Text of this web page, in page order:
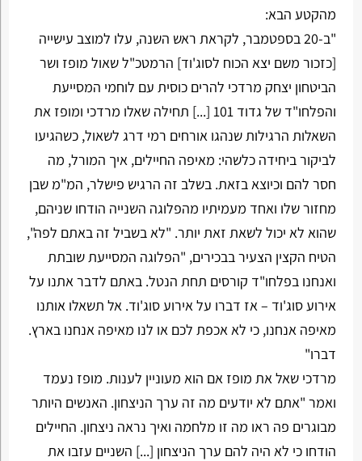
מהקטע הבא:
"ב-20 בספטמבר, לקראת ראש השנה, עלו למוצב עישייה
[כזכור משם יצא הכוח לסוג'וד] הרמטכ"ל שאול מופז ושר
הביטחון יצחק מרדכי להרים כוסית עם לוחמי המסייעת
והפלחו"ד של גדוד 101 [...] תחילה שאלו מרדכי ומופז את
השאלות הרגילות שנהגו אורחים רמי דרג לשאול, כשהגיעו
לביקור ביחידה כלשהי: מאיפה החיילים, איך המורל, מה
חסר להם וכיוצא בזאת. בשלב זה הרגיש פישלר, המ"מ שבן
מחזור שלו ואחד מעמיתיו מהפלוגה השנייה הודחו שניהם,
שהוא לא יכול לשאת זאת יותר. "לא בשביל זה באתם לפה",
הטיח הקצין הצעיר בבכירים, "הפלוגה המסייעת שובתת
ואנחנו בפלחו"ד קורסים תחת הנטל. באתם לדבר אתנו על
אירוע סוג'וד – אז דברו על אירוע סוג'וד. אל תשאלו אותנו
מאיפה אנחנו, כי לא אכפת לכם או לנו מאיפה אנחנו בארץ.
דברו"
מרדכי שאל את מופז אם הוא מעוניין לענות. מופז נעמד
ואמר "אתם לא יודעים מה זה ערך הניצחון. האנשים היותר
מבוגרים פה ראו מה זו מלחמה ואיך נראה ניצחון. החיילים
הודחו כי לא היה להם ערך הניצחון [...] השניים עזבו את